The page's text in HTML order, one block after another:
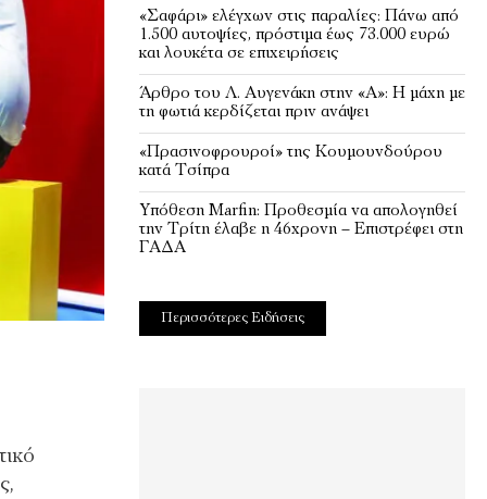
«Σαφάρι» ελέγχων στις παραλίες: Πάνω από
1.500 αυτοψίες, πρόστιμα έως 73.000 ευρώ
και λουκέτα σε επιχειρήσεις
Άρθρο του Λ. Αυγενάκη στην «Α»: Η μάχη με
τη φωτιά κερδίζεται πριν ανάψει
«Πρασινοφρουροί» της Κουμουνδούρου
κατά Τσίπρα
Υπόθεση Marfin: Προθεσμία να απολογηθεί
την Τρίτη έλαβε η 46χρονη – Επιστρέφει στη
ΓΑΔΑ
Περισσότερες Ειδήσεις